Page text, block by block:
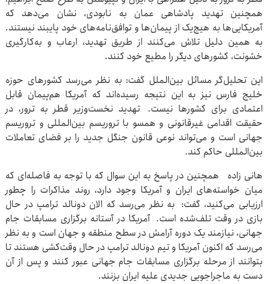
همچنین تهدید پادشاهی عمان به نابودی، نشان می‌دهد که
آمریکایی‌ها به هیچ‌یک از پیمان‌ها و توافق‌نامه‌های خود پایبند نیستند.
به همین دلیل تلاش می‌کنند از طریق تهدید، ارعاب و به‌کارگیری
خشونت، کشورهای دیگر را مطیع خود کنند.
این تحلیل‌گر مسائل بین‌الملل گفت: به نظر می‌رسد کشورهای حوزه
خلیج فارس نیز به این نتیجه رسیده‌اند که آمریکا هم‌پیمان قابل
اعتمادی برای کشورها نیست. تهدید نخست‌وزیر قطر به ترور، در
حقیقت اقدامی غیرقانونی و همسو با تروریسم بین‌المللی و تروریسم
جهانی است و می‌تواند نوعی قانون جنگل جدید را بر فضای تعاملات
بین‌المللی حاکم کند.
هانی زاده همچنین در پاسخ به این سوال که با توجه به فاصله‌ای که
میان خواسته‌های ایران و آمریکا وجود دارد، روند مذاکرات را چطور
ارزیابی می‌کنید، گفت: به نظر می‌رسد که الان دونالد ترامپ در حال
بازی در وقت تلف‌شده است. آمریکا در آستانه برگزاری مسابقات جام
جهانی، نیازمند یک دوره آرامش در سطح منطقه و جهان است و به نظر
می‌رسد که اکنون آمریکا و تیم دونالد ترامپ در حال وقت‌کشی هستند تا
بتوانند از مرحله برگزاری مسابقات جام جهانی عبور کنند و پس از آن
دست به ماجراجویی جدیدی علیه ایران بزنند.